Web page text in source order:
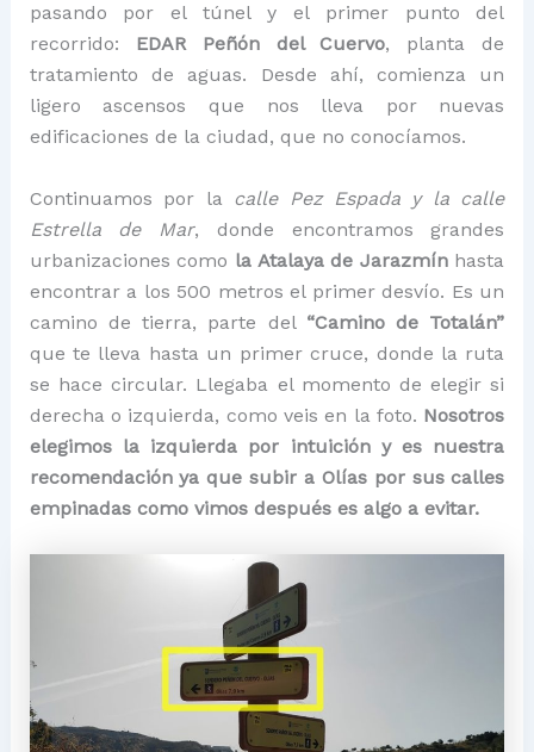
pasando por el túnel y el primer punto del
recorrido: EDAR Peñón del Cuervo, planta de
tratamiento de aguas. Desde ahí, comienza un
ligero ascensos que nos lleva por nuevas
edificaciones de la ciudad, que no conocíamos.
Continuamos por la calle Pez Espada y la calle
Estrella de Mar, donde encontramos grandes
urbanizaciones como la Atalaya de Jarazmínhasta
encontrar a los 500 metros el primer desvío. Es un
camino de tierra, parte del “Camino de Totalán”
que te lleva hasta un primer cruce, donde la ruta
se hace circular. Llegaba el momento de elegir si
derecha o izquierda, como veis en la foto. Nosotros
elegimos la izquierda por intuición y es nuestra
recomendación ya que subir a Olías por sus calles
empinadas como vimos después es algo a evitar.